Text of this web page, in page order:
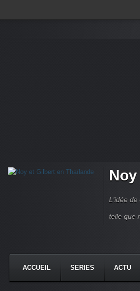
L'idée de
telle que
ACCUEIL SERIES ACTU